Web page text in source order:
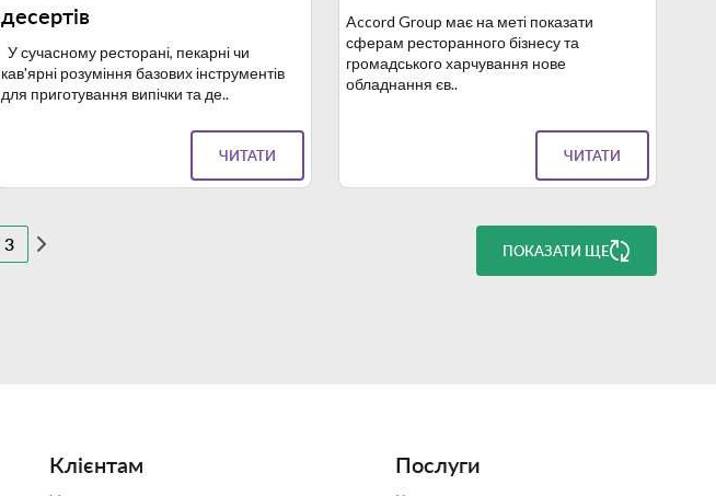
десертів
У сучасному ресторані, пекарні чи
кав'ярні розуміння базових інструментів
для приготування випічки та де..
ЧИТАТИ
Accord Group має на меті показати
сферам ресторанного бізнесу та
громадського харчування нове
обладнання єв..
ЧИТАТИ
3 ПОКАЗАТИ ЩЕ
Клієнтам Послуги